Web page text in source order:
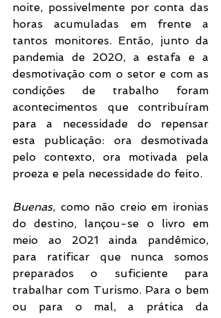
noite, possivelmente por conta das
horas acumuladas em frente a
tantos monitores. Então, junto da
pandemia de 2020, a estafa e a
desmotivação com o setor e com as
condições de trabalho foram
acontecimentos que contribuíram
para a necessidade do repensar
esta publicação: ora desmotivada
pelo contexto, ora motivada pela
proeza e pela necessidade do feito.
Buenas, como não creio em ironias
do destino, lançou-se o livro em
meio ao 2021 ainda pandêmico,
para ratificar que nunca somos
preparados o suficiente para
trabalhar com Turismo. Para o bem
ou para o mal, a prática da